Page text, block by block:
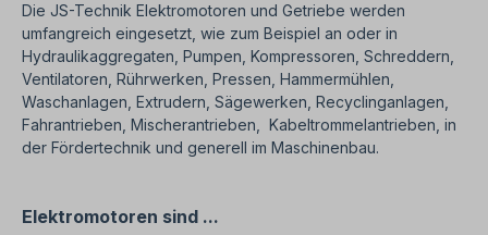
Die JS-Technik Elektromotoren und Getriebe werden
umfangreich eingesetzt, wie zum Beispiel an oder in
Hydraulikaggregaten, Pumpen, Kompressoren, Schreddern,
Ventilatoren, Rührwerken, Pressen, Hammermühlen,
Waschanlagen, Extrudern, Sägewerken, Recyclinganlagen,
Fahrantrieben, Mischerantrieben, Kabeltrommelantrieben, in
der Fördertechnik und generell im Maschinenbau.
Elektromotoren sind ...